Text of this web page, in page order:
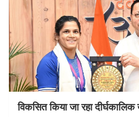
विकसित किया जा रहा